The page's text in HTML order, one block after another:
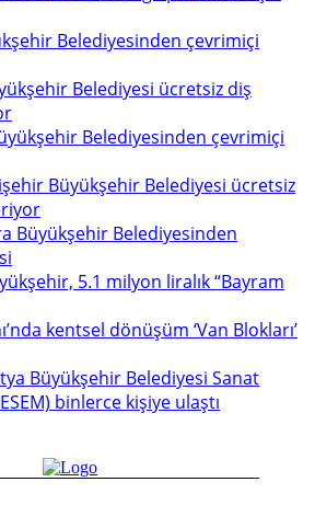
Belediyesinden çevrimiçi
Belediyesi ücretsiz diş
Belediyesinden çevrimiçi
Büyükşehir Belediyesi ücretsiz
Büyükşehir Belediyesinden
5.1 milyon liralık “Bayram
kentsel dönüşüm ‘Van Blokları’
Büyükşehir Belediyesi Sanat
binlerce kişiye ulaştı